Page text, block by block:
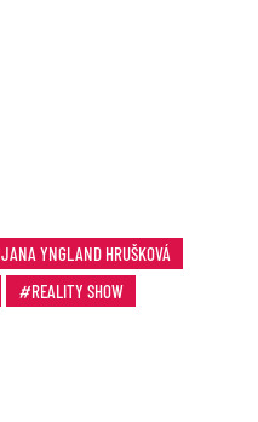
JANA YNGLAND HRUŠKOVÁ
REALITY SHOW